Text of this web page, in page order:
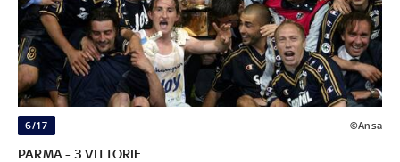
6/17 ©Ansa
PARMA - 3 VITTORIE